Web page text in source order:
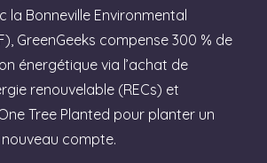
la Bonneville Environmental
GreenGeeks compense 300 % de
énergétique via l’achat de
renouvelable (RECs) et
Tree Planted pour planter un
compte.